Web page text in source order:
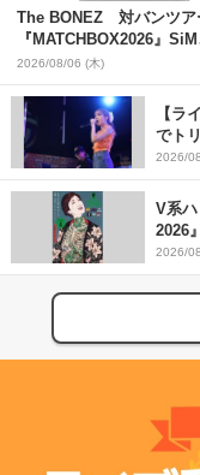
The BONEZ 対バンツア
『MATCHBOX2026』SiM
and Loathing in Las
バンアーティストを一斉
2026/08/06 (木)
【ラ
でト
2026/
V系
2026
組を
2026/